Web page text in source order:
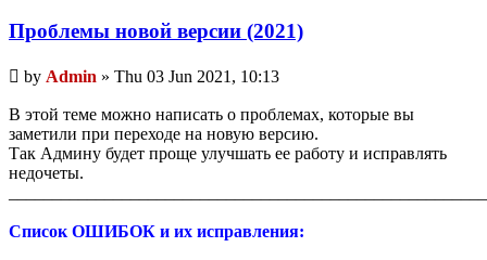
Проблемы новой версии (2021)
Unread
post
by Admin » Thu 03 Jun 2021, 10:13
В этой теме можно написать о проблемах, которые вы
заметили при переходе на новую версию.
Так Админу будет проще улучшать ее работу и исправлять
недочеты.
Список ОШИБОК и их исправления: